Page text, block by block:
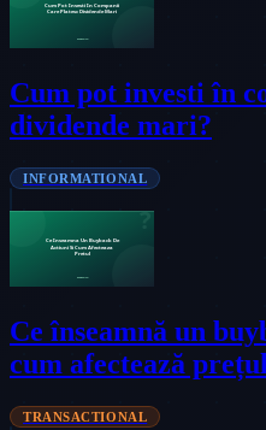
Cum pot investi în
dividende mari?
INFORMATIONAL
Ce înseamnă un
cum afectează
TRANSACTIONAL